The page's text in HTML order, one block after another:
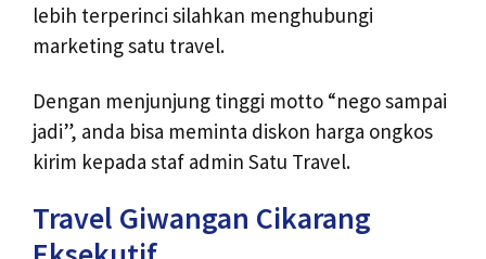
lebih terperinci silahkan menghubungi
marketing satu travel.
Dengan menjunjung tinggi motto “nego sampai
jadi”, anda bisa meminta diskon harga ongkos
kirim kepada staf admin Satu Travel.
Travel Giwangan Cikarang